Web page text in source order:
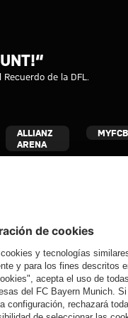
de la DFL.
ALLIANZ
ARENA